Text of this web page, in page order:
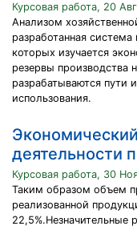
Курсовая работа, 20
Анализом
разработанная
которых изучается
резервы производства
разрабатываются пути
использования.
деятельности
Курсовая работа, 30
Таким образом объем
реализованной